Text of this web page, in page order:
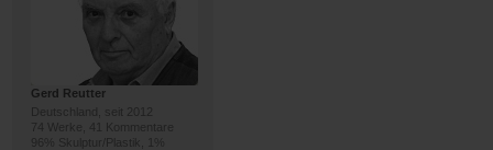
Gerd Reutter
Deutschland, seit 2012
74 Werke, 41 Kommentare
96% Skulptur/Plastik, 1%